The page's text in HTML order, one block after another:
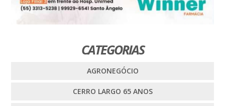
CATEGORIAS
AGRONEGÓCIO
CERRO LARGO 65 ANOS